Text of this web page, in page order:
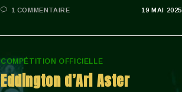
1 COMMENTAIRE 19 MAI 2025
COMPÉTITION OFFICIELLE
Eddington d’Ari Aster